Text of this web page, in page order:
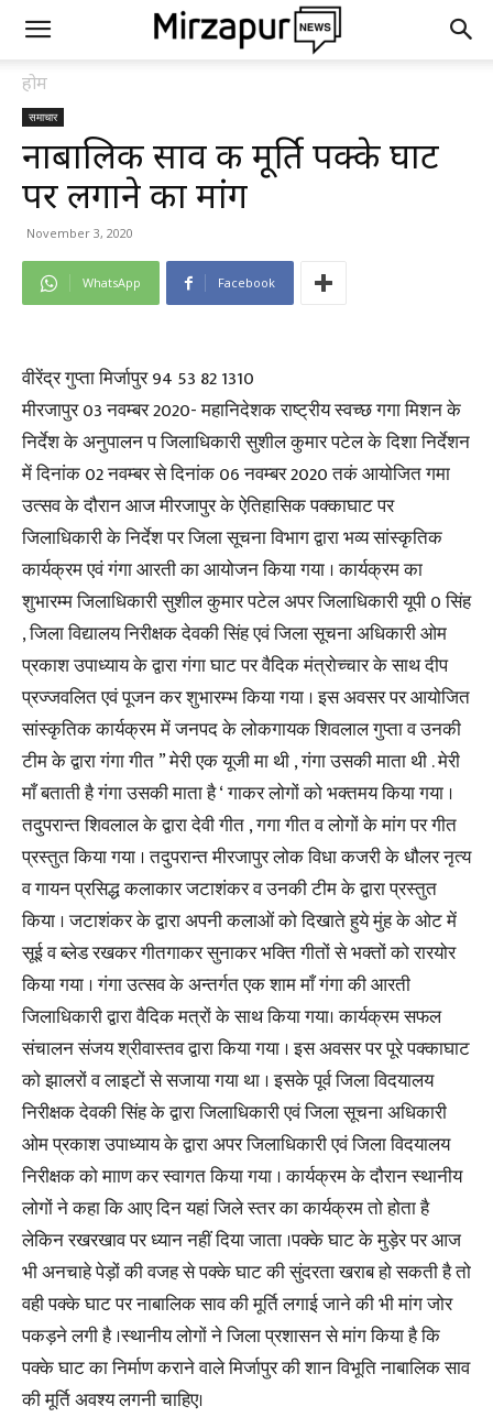
होम
समाचार
नाबालिक साव की मूर्ति पक्के घाट
पर लगाने का मांग
November 3, 2020
WhatsApp Facebook
वीरेंद्र गुप्ता मिर्जापुर 94 53 82 1310
मीरजापुर 03 नवम्बर 2020- महानिदेशक राष्ट्रीय स्वच्छ गगा मिशन के
निर्देश के अनुपालन प जिलाधिकारी सुशील कुमार पटेल के दिशा निर्देशन
में दिनांक 02 नवम्बर से दिनांक 06 नवम्बर 2020 तकं आयोजित गमा
उत्सव के दौरान आज मीरजापुर के ऐतिहासिक पक्काघाट पर
जिलाधिकारी के निर्देश पर जिला सूचना विभाग द्वारा भव्य सांस्कृतिक
कार्यक्रम एवं गंगा आरती का आयोजन किया गया । कार्यक्रम का
शुभारम्म जिलाधिकारी सुशील कुमार पटेल अपर जिलाधिकारी यूपी 0 सिंह
, जिला विद्यालय निरीक्षक देवकी सिंह एवं जिला सूचना अधिकारी ओम
प्रकाश उपाध्याय के द्वारा गंगा घाट पर वैदिक मंत्रोच्चार के साथ दीप
प्रज्जवलित एवं पूजन कर शुभारम्भ किया गया । इस अवसर पर आयोजित
सांस्कृतिक कार्यक्रम में जनपद के लोकगायक शिवलाल गुप्ता व उनकी
टीम के द्वारा गंगा गीत ” मेरी एक यूजी मा थी , गंगा उसकी माता थी . मेरी
माँ बताती है गंगा उसकी माता है ‘ गाकर लोगों को भक्तमय किया गया ।
तदुपरान्त शिवलाल के द्वारा देवी गीत , गगा गीत व लोगों के मांग पर गीत
प्रस्तुत किया गया । तदुपरान्त मीरजापुर लोक विधा कजरी के धौलर नृत्य
व गायन प्रसिद्ध कलाकार जटाशंकर व उनकी टीम के द्वारा प्रस्तुत
किया । जटाशंकर के द्वारा अपनी कलाओं को दिखाते हुये मुंह के ओट में
सूई व ब्लेड रखकर गीतगाकर सुनाकर भक्ति गीतों से भक्तों को रारयोर
किया गया । गंगा उत्सव के अन्तर्गत एक शाम माँ गंगा की आरती
जिलाधिकारी द्वारा वैदिक मत्रों के साथ किया गया। कार्यक्रम सफल
संचालन संजय श्रीवास्तव द्वारा किया गया । इस अवसर पर पूरे पक्काघाट
को झालरों व लाइटों से सजाया गया था । इसके पूर्व जिला विदयालय
निरीक्षक देवकी सिंह के द्वारा जिलाधिकारी एवं जिला सूचना अधिकारी
ओम प्रकाश उपाध्याय के द्वारा अपर जिलाधिकारी एवं जिला विदयालय
निरीक्षक को मााण कर स्वागत किया गया । कार्यक्रम के दौरान स्थानीय
लोगों ने कहा कि आए दिन यहां जिले स्तर का कार्यक्रम तो होता है
लेकिन रखरखाव पर ध्यान नहीं दिया जाता ।पक्के घाट के मुड़ेर पर आज
भी अनचाहे पेड़ों की वजह से पक्के घाट की सुंदरता खराब हो सकती है तो
वही पक्के घाट पर नाबालिक साव की मूर्ति लगाई जाने की भी मांग जोर
पकड़ने लगी है ।स्थानीय लोगों ने जिला प्रशासन से मांग किया है कि
पक्के घाट का निर्माण कराने वाले मिर्जापुर की शान विभूति नाबालिक साव
की मूर्ति अवश्य लगनी चाहिए।